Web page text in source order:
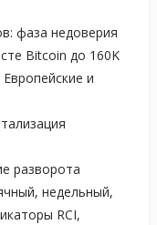
фаза недоверия
Bitcoin до 160K
и
разворота
недельный,
RCI,